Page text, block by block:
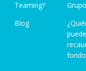
Teaming?
Blog
Grupo
puede